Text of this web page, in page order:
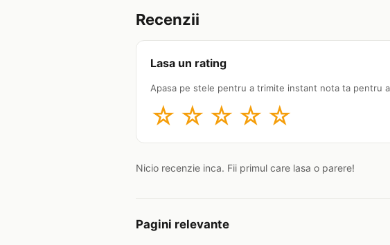
Recenzii
Lasa un rating
Apasa pe stele pentru a trimite instant nota ta pentru
☆ ☆ ☆ ☆ ☆
Nicio recenzie inca. Fii primul care lasa o parere!
Pagini relevante